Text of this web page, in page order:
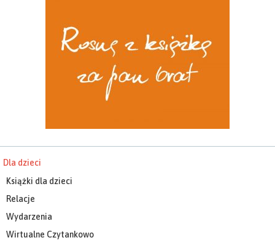
Dla dzieci
Książki dla dzieci
Relacje
Wydarzenia
Wirtualne Czytankowo